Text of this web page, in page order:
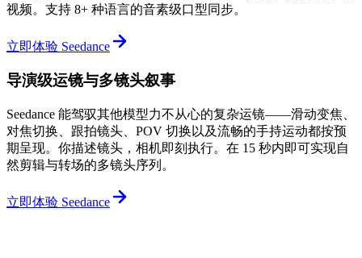
视频。支持 8+ 种语言的音素级口型同步。
立即体验 Seedance
导演级运镜与多镜头叙事
Seedance 能驾驭其他模型力不从心的复杂运镜——滑动变焦、
对焦切换、跟拍镜头、POV 切换以及流畅的手持运动都按预
期呈现。你描述镜头，相机即刻执行。在 15 秒内即可实现自
然剪辑与转场的多镜头序列。
立即体验 Seedance